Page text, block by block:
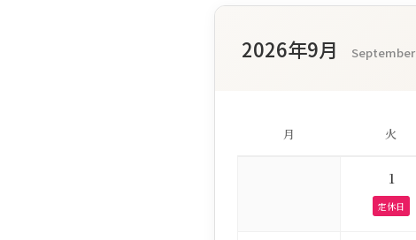
2026年9月 September
月 火
1
定休日